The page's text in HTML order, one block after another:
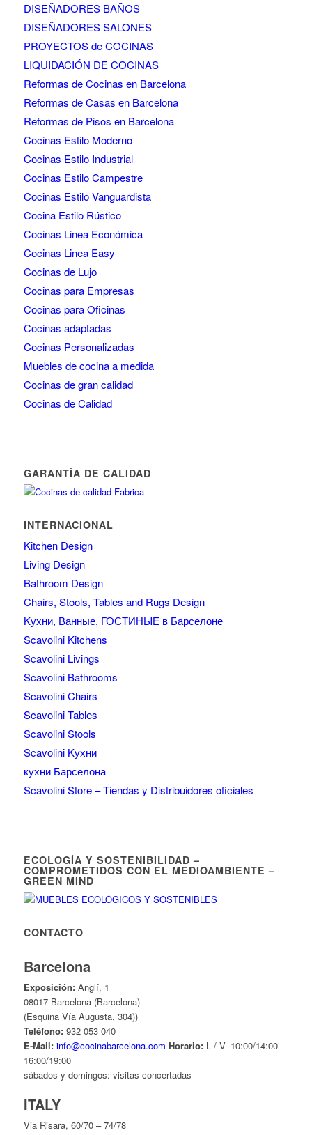
DISEÑADORES BAÑOS
DISEÑADORES SALONES
PROYECTOS de COCINAS
LIQUIDACIÓN DE COCINAS
Reformas de Cocinas en Barcelona
Reformas de Casas en Barcelona
Reformas de Pisos en Barcelona
Cocinas Estilo Moderno
Cocinas Estilo Industrial
Cocinas Estilo Campestre
Cocinas Estilo Vanguardista
Cocina Estilo Rústico
Cocinas Linea Económica
Cocinas Linea Easy
Cocinas de Lujo
Cocinas para Empresas
Cocinas para Oficinas
Cocinas adaptadas
Cocinas Personalizadas
Muebles de cocina a medida
Cocinas de gran calidad
Cocinas de Calidad
GARANTÍA DE CALIDAD
INTERNACIONAL
Kitchen Design
Living Design
Bathroom Design
Chairs, Stools, Tables and Rugs Design
Kухни, Ванные, ГОСТИНЫЕ в Барселоне
Scavolini Kitchens
Scavolini Livings
Scavolini Bathrooms
Scavolini Chairs
Scavolini Tables
Scavolini Stools
Scavolini Kухни
кухни Барселона
Scavolini Store – Tiendas y Distribuidores oficiales
ECOLOGÍA Y SOSTENIBILIDAD –
COMPROMETIDOS CON EL MEDIOAMBIENTE –
GREEN MIND
CONTACTO
Barcelona
Exposición:Anglí, 1
08017 Barcelona (Barcelona)
(Esquina Vía Augusta, 304))
Teléfono:932 053 040
E-Mail: info@cocinabarcelona.com Horario:L / V–10:00/14:00 –
16:00/19:00
sábados y domingos: visitas concertadas
ITALY
Via Risara, 60/70 – 74/78